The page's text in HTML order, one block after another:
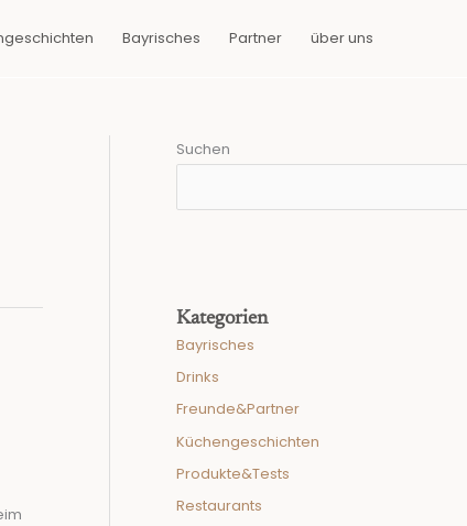
Bayrisches Partner über uns
Suchen
Kategorien
Bayrisches
Drinks
Freunde&Partner
Küchengeschichten
Produkte&Tests
Restaurants